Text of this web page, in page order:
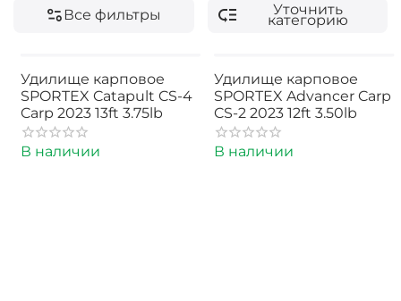
Все фильтры Уточнить
категорию
Удилище карповое
SPORTEX Catapult CS-4
Carp 2023 13ft 3.75lb
В наличии
Удилище карповое
SPORTEX Advancer Carp
CS-2 2023 12ft 3.50lb
В наличии